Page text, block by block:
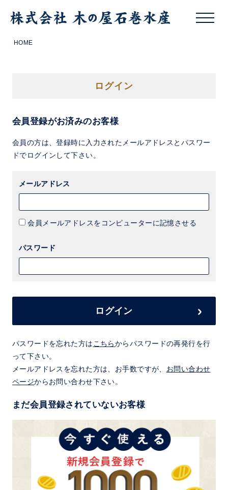
HOME
ログイン
会員登録がお済みのお客様
会員の方は、登録時に入力されたメールアドレスとパスワー
ドでログインして下さい。
メールアドレス
会員メールアドレスをコンピューターに記憶させる
パスワード
ログイン
パスワードを忘れた方は こちらからパスワードの再発行を行
って下さい。
メールアドレスを忘れた方は、お手数ですが、 お問い合わせ
ページからお問い合わせ下さい。
まだ会員登録されていないお客様